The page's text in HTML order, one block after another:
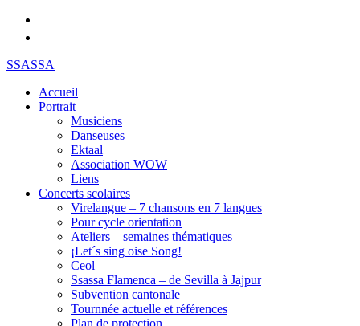
SSASSA
Accueil
Portrait
Musiciens
Danseuses
Ektaal
Association WOW
Liens
Concerts scolaires
Virelangue – 7 chansons en 7 langues
Pour cycle orientation
Ateliers – semaines thématiques
¡Let´s sing oise Song!
Ceol
Ssassa Flamenca – de Sevilla à Jajpur
Subvention cantonale
Tournnée actuelle et références